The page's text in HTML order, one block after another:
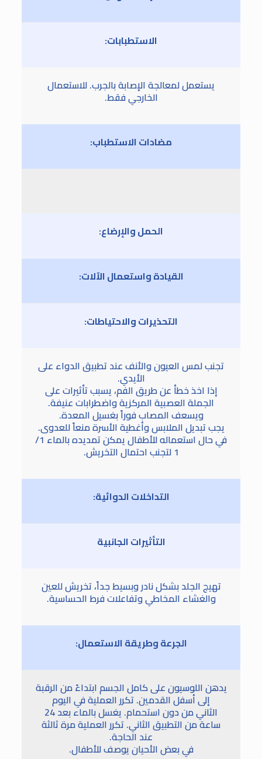
الاستطبابات:
يستعمل لمعالجة الإصابة بالجرب. للاستعمال
الخارجي فقط.
مضادات الاستطباب:
الحمل والإرضاع:
القيادة واستعمال الآلات:
التحذيرات والاحتياطات:
تجنب لمس العيون والأنف عند تطبيق الدواء على
الأيدي.
إذا اخذ خطأ عن طريق الفم، يسبب تأثيرات على
الجملة العصبية المركزية واضطرابات عنيفة.
ويسعف المصاب فوراً بغسيل المعدة.
يجب تبديل الملابس وأغطية الأسرة منعاً للعدوى.
في حال استعماله للأطفال يمكن تمديده بالماء 1/
1 لتجنب احتمال التخريش.
التداخلات الدوائية:
التأثيرات الجانبية
تهيج الجلد بشكل نادر وبسيط جداً، تخريش للعين
والغشاء المخاطي وتفاعلات فرط الحساسية.
الجرعة وطريقة الاستعمال:
يدهن اللوسيون على كامل الجسم ابتداءً من الرقبة
إلى أسفل القدمين. تكرر العملية في اليوم
الثاني من دون استحمام. يغسل بالماء بعد 24
ساعة من التطبيق الثاني. تكرر العملية مرة ثالثة
عند الحاجة.
في بعض الأحيان يوصف للأطفال.